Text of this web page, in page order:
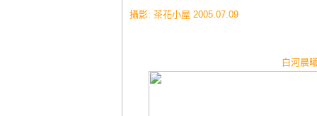
攝影: 茶花小屋 2005.07.09
白河晨